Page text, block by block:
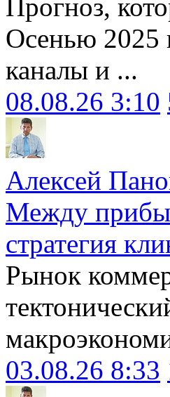
Прогноз,
Осенью 2025
каналы и ...
08.08.26 3:10
Алексей
Между
стратегия
Рынок
03.08.26 8:33